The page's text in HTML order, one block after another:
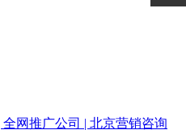
全网推广公司 | 北京营销咨询